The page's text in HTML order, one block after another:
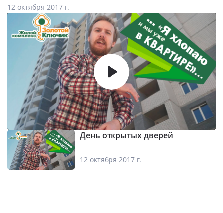
12 октября 2017 г.
День открытых дверей
12 октября 2017 г.